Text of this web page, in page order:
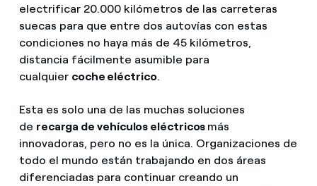
electrificar 20.000 kilómetros de las carreteras
suecas para que entre dos autovías con estas
condiciones no haya más de 45 kilómetros,
distancia fácilmente asumible para
cualquier coche eléctrico.
Esta es solo una de las muchas soluciones
de recarga de vehículos eléctricos más
innovadoras, pero no es la única. Organizaciones de
todo el mundo están trabajando en dos áreas
diferenciadas para continuar creando un